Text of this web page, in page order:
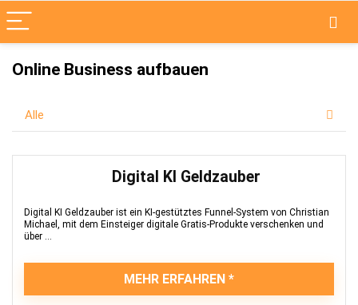
Online Business aufbauen
Alle
Digital KI Geldzauber
Digital KI Geldzauber ist ein KI-gestütztes Funnel-System von Christian
Michael, mit dem Einsteiger digitale Gratis-Produkte verschenken und
über ...
MEHR ERFAHREN